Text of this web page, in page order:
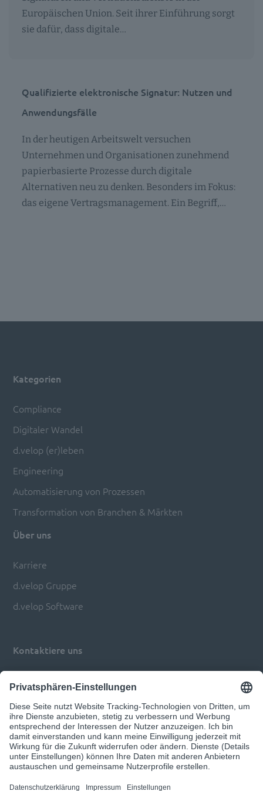
Europäischen Union. Seit ihrer Einführung sorgt
sie dafür, dass digitale…
Qualifizierte elektronische Signatur: Nutzen und
Anwendungsfälle
In der heutigen Arbeitswelt versuchen
Unternehmen und Organisationen zunehmend
papierbasierte Prozesse durch digitale
Alternativen neu zu denken. Besonders im Fokus:
das eigene Vertragsmanagement. Ein Begriff,…
Kategorien
Compliance
Digitaler Wandel
d.velop (er)leben
Engineering
Automatisierung von Prozessen
Transformation von Branchen & Märkten
Über uns
Karriere
d.velop Gruppe
d.velop Software
Kontaktiere uns
Impressum
Datenschutz
Privatsphären-Einstellungen anpassen